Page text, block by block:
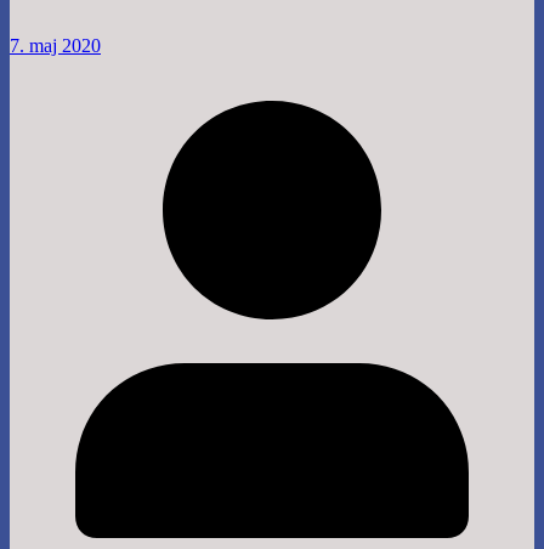
7. maj 2020